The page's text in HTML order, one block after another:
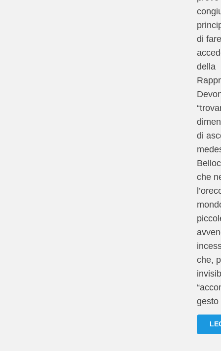
di
della
di
che
che,